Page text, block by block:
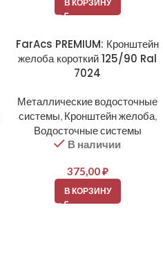
В КОРЗИНУ
FarAcs PREMIUM: Кронштейн
желоба короткий 125/90 Ral
7024
Металлические водосточные
системы Кронштейн желоба,
Водосточные системы
В наличии
375,00₽
В КОРЗИНУ